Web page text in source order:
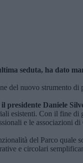
seduta, ha dato
del nuovo strumento
presidente Daniele
esistenti. Con il fine
e le associazioni
del Parco
e circolari